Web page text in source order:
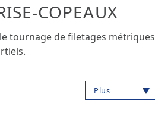
COPEAUX
tournage de filetages métriques
Plus